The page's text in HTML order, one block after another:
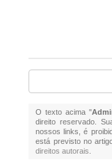
O texto acima "
direito reservado.
nossos links, é
está previsto no
direitos autorais